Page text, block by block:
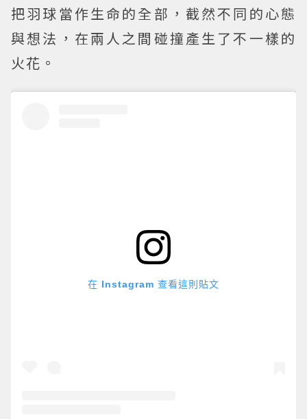
把羽球當作生命的全部，截然不同的心態
與想法，在兩人之間碰撞產生了不一樣的
火花。
在 Instagram 查看這則貼文